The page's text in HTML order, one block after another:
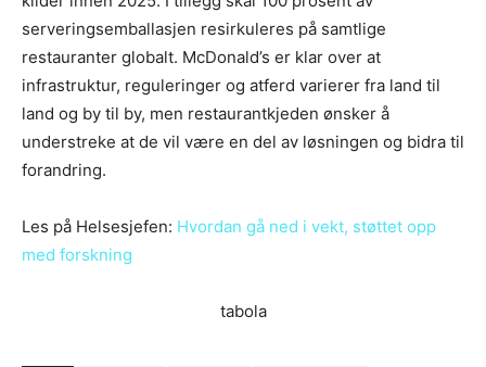
serveringsemballasjen resirkuleres på samtlige
restauranter globalt. McDonald’s er klar over at
infrastruktur, reguleringer og atferd varierer fra land til
land og by til by, men restaurantkjeden ønsker å
understreke at de vil være en del av løsningen og bidra til
forandring.
Les på Helsesjefen: Hvordan gå ned i vekt, støttet opp
med forskning
tabola